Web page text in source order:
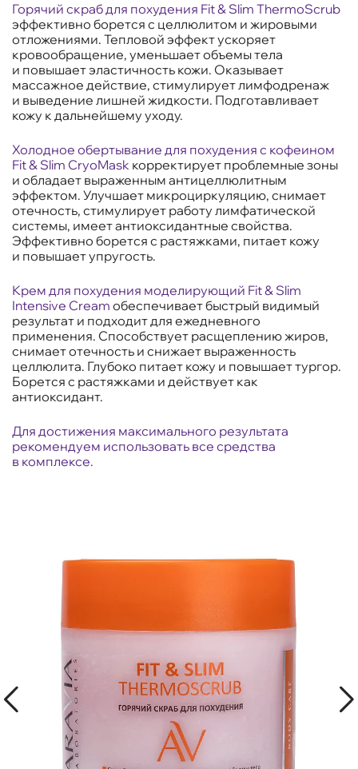
Горячий скраб для похудения Fit & Slim ThermoScrub
эффективно борется с целлюлитом и жировыми
отложениями. Тепловой эффект ускоряет
кровообращение, уменьшает объемы тела
и повышает эластичность кожи. Оказывает
массажное действие, стимулирует лимфодренаж
и выведение лишней жидкости. Подготавливает
кожу к дальнейшему уходу.
Холодное обертывание для похудения с кофеином
Fit & Slim CryoMask корректирует проблемные зоны
и обладает выраженным антицеллюлитным
эффектом. Улучшает микроциркуляцию, снимает
отечность, стимулирует работу лимфатической
системы, имеет антиоксидантные свойства.
Эффективно борется с растяжками, питает кожу
и повышает упругость.
Крем для похудения моделирующий Fit & Slim
Intensive Cream обеспечивает быстрый видимый
результат и подходит для ежедневного
применения. Способствует расщеплению жиров,
снимает отечность и снижает выраженность
целлюлита. Глубоко питает кожу и повышает тургор.
Борется с растяжками и действует как
антиоксидант.
Для достижения максимального результата
рекомендуем использовать все средства
в комплексе.